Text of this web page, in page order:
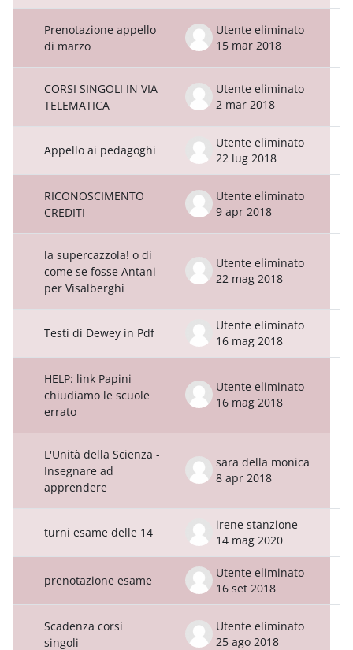
Prenotazione appello
di marzo
Utente eliminato
15 mar 2018
CORSI SINGOLI IN VIA
TELEMATICA
Utente eliminato
2 mar 2018
Appello ai pedagoghi
Utente eliminato
22 lug 2018
RICONOSCIMENTO
CREDITI
Utente eliminato
9 apr 2018
la supercazzola! o di
come se fosse Antani
per Visalberghi
Utente eliminato
22 mag 2018
Testi di Dewey in Pdf
Utente eliminato
16 mag 2018
HELP: link Papini
chiudiamo le scuole
errato
Utente eliminato
16 mag 2018
L'Unità della Scienza -
Insegnare ad
apprendere
sara della monica
8 apr 2018
turni esame delle 14
irene stanzione
14 mag 2020
prenotazione esame
Utente eliminato
16 set 2018
Scadenza corsi
singoli
Utente eliminato
25 ago 2018